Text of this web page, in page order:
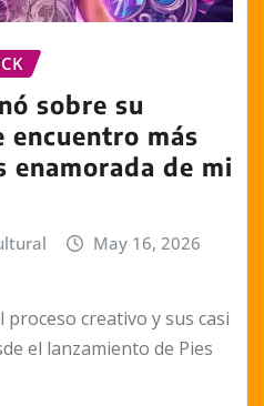
sobre su
más
enamorada de mi
May 16, 2026
creativo y sus casi
el lanzamiento de Pies